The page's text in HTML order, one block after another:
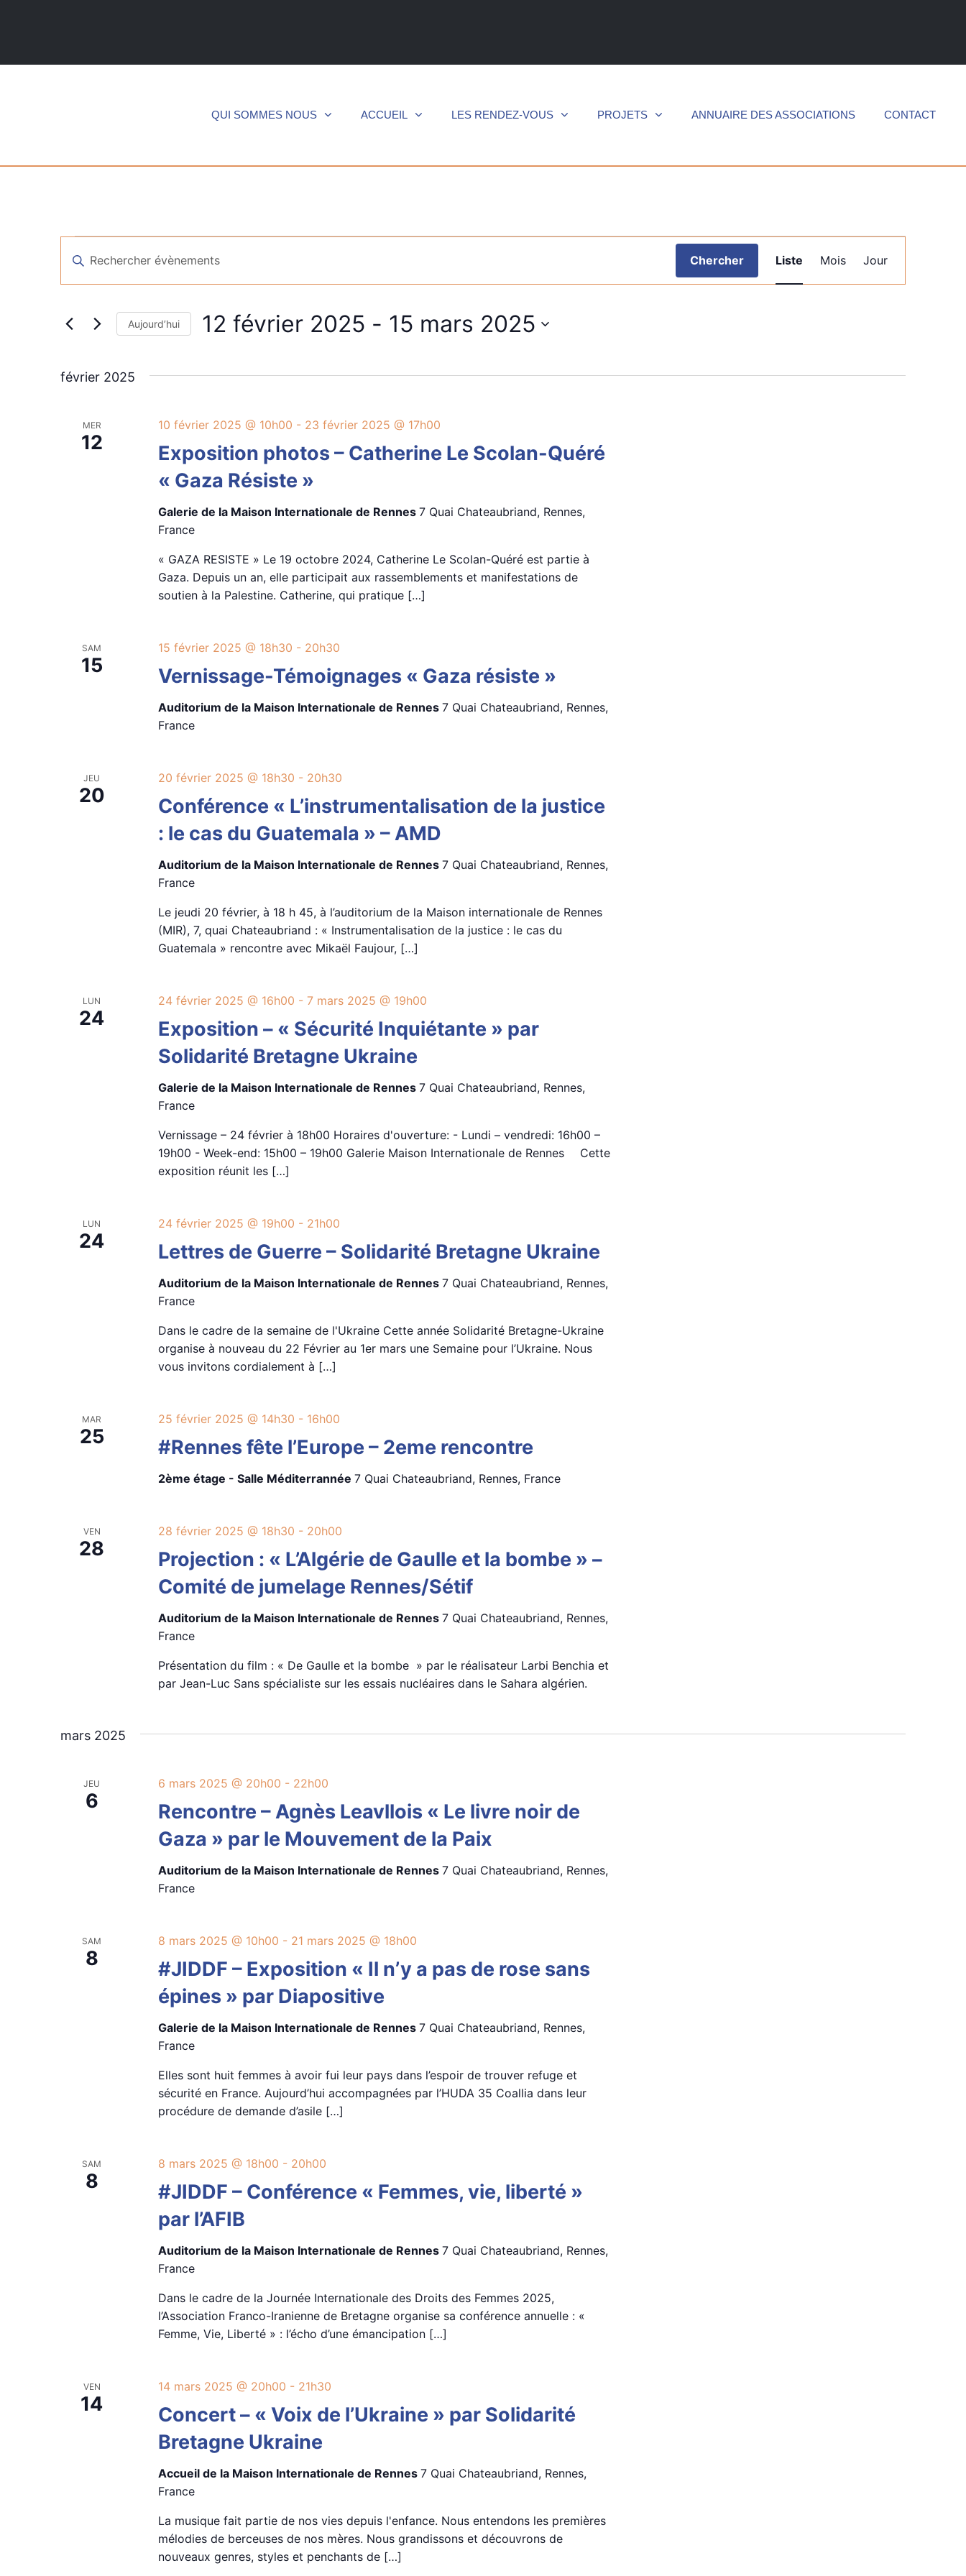
QUI SOMMES NOUS ACCUEIL LES RENDEZ-VOUS PROJETS ANNUAIRE DES ASSOCIATIONS CONTACT
Recherche
et
navigation
de
Évènements
mot-
Rechercher
mot-
clé.
Chercher
de
Liste Mois Jour
Aujourd’hui 12 février 2025 - 15 mars 2025
février 2025
MER
12
Exposition photos – Catherine Le Scolan-Quéré
« Gaza Résiste »
10 février 2025 @ 10h00 - 23 février 2025 @ 17h00
Galerie de la Maison Internationale de Rennes 7 Quai Chateaubriand, Rennes,
France
« GAZA RESISTE » Le 19 octobre 2024, Catherine Le Scolan-Quéré est partie à
Gaza. Depuis un an, elle participait aux rassemblements et manifestations de
soutien à la Palestine. Catherine, qui pratique […]
SAM
15 Vernissage-Témoignages « Gaza résiste »
15 février 2025 @ 18h30 - 20h30
Auditorium de la Maison Internationale de Rennes 7 Quai Chateaubriand, Rennes,
France
JEU
20
Conférence « L’instrumentalisation de la justice
: le cas du Guatemala » – AMD
20 février 2025 @ 18h30 - 20h30
Auditorium de la Maison Internationale de Rennes 7 Quai Chateaubriand, Rennes,
France
Le jeudi 20 février, à 18 h 45, à l’auditorium de la Maison internationale de Rennes
(MIR), 7, quai Chateaubriand : « Instrumentalisation de la justice : le cas du
Guatemala » rencontre avec Mikaël Faujour, […]
LUN
24
Exposition – « Sécurité Inquiétante » par
Solidarité Bretagne Ukraine
24 février 2025 @ 16h00 - 7 mars 2025 @ 19h00
Galerie de la Maison Internationale de Rennes 7 Quai Chateaubriand, Rennes,
France
Vernissage – 24 février à 18h00 Horaires d'ouverture: - Lundi – vendredi: 16h00 –
19h00 - Week-end: 15h00 – 19h00 Galerie Maison Internationale de Rennes ⠀ Cette
exposition réunit les […]
LUN
24 Lettres de Guerre – Solidarité Bretagne Ukraine
24 février 2025 @ 19h00 - 21h00
Auditorium de la Maison Internationale de Rennes 7 Quai Chateaubriand, Rennes,
France
Dans le cadre de la semaine de l'Ukraine Cette année Solidarité Bretagne-Ukraine
organise à nouveau du 22 Février au 1er mars une Semaine pour l’Ukraine. Nous
vous invitons cordialement à […]
MAR
25 #Rennes fête l’Europe – 2eme rencontre
25 février 2025 @ 14h30 - 16h00
2ème étage - Salle Méditerrannée 7 Quai Chateaubriand, Rennes, France
VEN
28
Projection : « L’Algérie de Gaulle et la bombe » –
Comité de jumelage Rennes/Sétif
28 février 2025 @ 18h30 - 20h00
Auditorium de la Maison Internationale de Rennes 7 Quai Chateaubriand, Rennes,
France
Présentation du film : « De Gaulle et la bombe » par le réalisateur Larbi Benchia et
par Jean-Luc Sans spécialiste sur les essais nucléaires dans le Sahara algérien.
mars 2025
JEU
6
Rencontre – Agnès Leavllois « Le livre noir de
Gaza » par le Mouvement de la Paix
6 mars 2025 @ 20h00 - 22h00
Auditorium de la Maison Internationale de Rennes 7 Quai Chateaubriand, Rennes,
France
SAM
8
#JIDDF – Exposition « Il n’y a pas de rose sans
épines » par Diapositive
8 mars 2025 @ 10h00 - 21 mars 2025 @ 18h00
Galerie de la Maison Internationale de Rennes 7 Quai Chateaubriand, Rennes,
France
Elles sont huit femmes à avoir fui leur pays dans l’espoir de trouver refuge et
sécurité en France. Aujourd’hui accompagnées par l’HUDA 35 Coallia dans leur
procédure de demande d’asile […]
SAM
8
#JIDDF – Conférence « Femmes, vie, liberté »
par l’AFIB
8 mars 2025 @ 18h00 - 20h00
Auditorium de la Maison Internationale de Rennes 7 Quai Chateaubriand, Rennes,
France
Dans le cadre de la Journée Internationale des Droits des Femmes 2025,
l’Association Franco-Iranienne de Bretagne organise sa conférence annuelle : «
Femme, Vie, Liberté » : l’écho d’une émancipation […]
VEN
14
Concert – « Voix de l’Ukraine » par Solidarité
Bretagne Ukraine
14 mars 2025 @ 20h00 - 21h30
Accueil de la Maison Internationale de Rennes 7 Quai Chateaubriand, Rennes,
France
La musique fait partie de nos vies depuis l'enfance. Nous entendons les premières
mélodies de berceuses de nos mères. Nous grandissons et découvrons de
nouveaux genres, styles et penchants de […]